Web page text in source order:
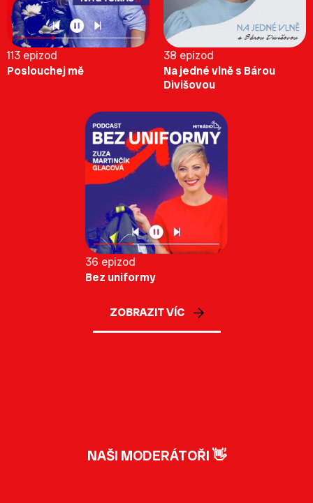
113 epizod
Poslouchej mě
38 epizod
Na jedné vlně s Bárou
Divišovou
36 epizod
Bez uniformy
ZOBRAZIT VÍC
NAŠI MODERÁTOŘI 👋